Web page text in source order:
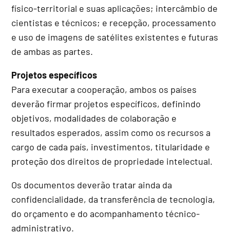
físico-territorial e suas aplicações; intercâmbio de
cientistas e técnicos; e recepção, processamento
e uso de imagens de satélites existentes e futuras
de ambas as partes.
Projetos específicos
Para executar a cooperação, ambos os países
deverão firmar projetos específicos, definindo
objetivos, modalidades de colaboração e
resultados esperados, assim como os recursos a
cargo de cada país, investimentos, titularidade e
proteção dos direitos de propriedade intelectual.
Os documentos deverão tratar ainda da
confidencialidade, da transferência de tecnologia,
do orçamento e do acompanhamento técnico-
administrativo.